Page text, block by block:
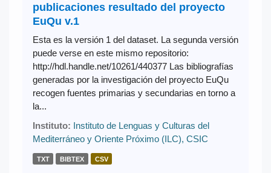
publicaciones resultado del proyecto
EuQu v.1
Esta es la versión 1 del dataset. La segunda versión
puede verse en este mismo repositorio:
http://hdl.handle.net/10261/440377 Las bibliografías
generadas por la investigación del proyecto EuQu
recogen fuentes primarias y secundarias en torno a
la...
Instituto: Instituto de Lenguas y Culturas del
Mediterráneo y Oriente Próximo (ILC), CSIC
TXT BIBTEX CSV